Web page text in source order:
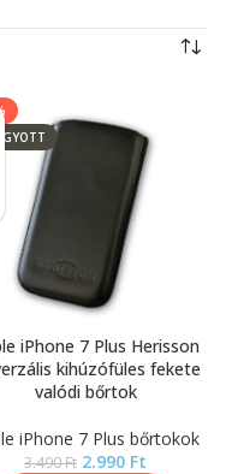
iPhone 7 Plus Herisson
kihúzófüles fekete
valódi bőrtok
iPhone 7 Plus bőrtokok
3.490Ft 2.990 Ft